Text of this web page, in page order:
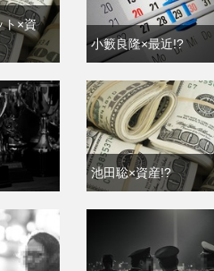
ト×資
小籔良隆×最近!?
池田聡×資産!?